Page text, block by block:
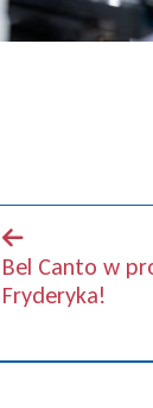
Bel Canto w
Fryderyka!